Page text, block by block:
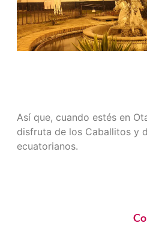
Así que, cuando estés en
disfruta de los Caballitos y
ecuatorianos.